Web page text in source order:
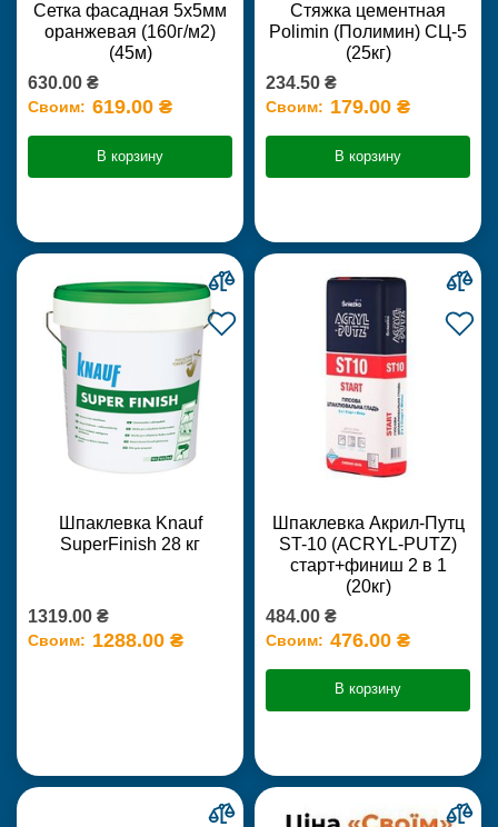
Сетка фасадная 5х5мм
оранжевая (160г/м2)
(45м)
630.00 ₴
Своим: 619.00 ₴
В корзину
Стяжка цементная
Polimin (Полимин) СЦ-5
(25кг)
234.50 ₴
Своим: 179.00 ₴
В корзину
Шпаклевка Knauf
SuperFinish 28 кг
1319.00 ₴
Своим: 1288.00 ₴
Шпаклевка Акрил-Путц
ST-10 (ACRYL-PUTZ)
старт+финиш 2 в 1
(20кг)
484.00 ₴
Своим: 476.00 ₴
В корзину